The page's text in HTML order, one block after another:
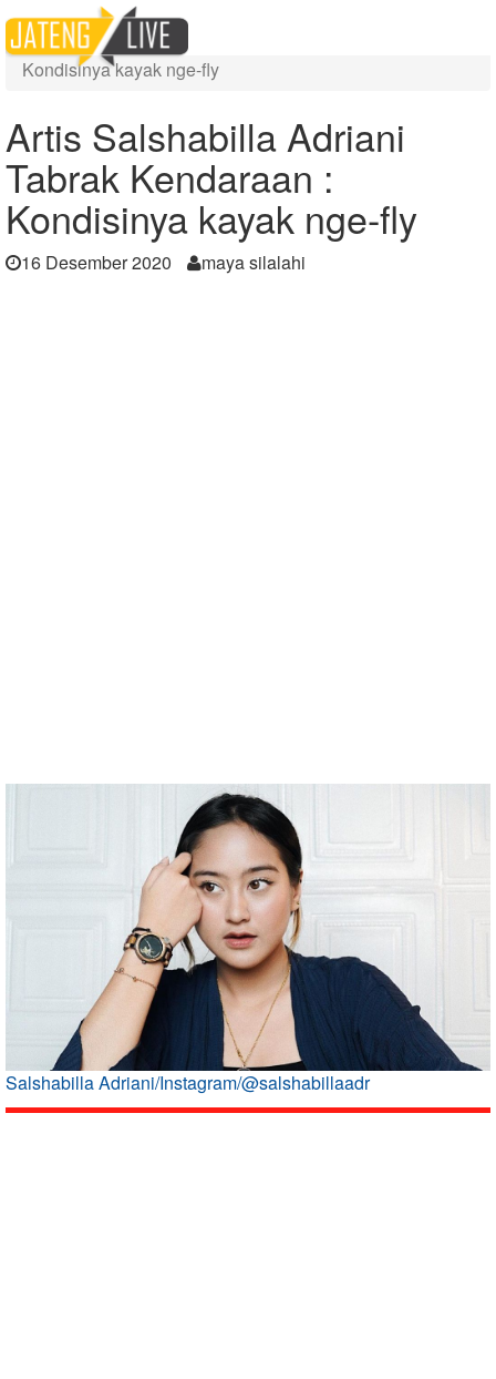
Home
Berita
Artis Salshabilla Adriani Tabrak Kendaraan :
Kondisinya kayak nge-fly
Artis Salshabilla Adriani
Tabrak Kendaraan :
Kondisinya kayak nge-fly
16 Desember 2020 maya silalahi
Salshabilla Adriani/Instagram/@salshabillaadr